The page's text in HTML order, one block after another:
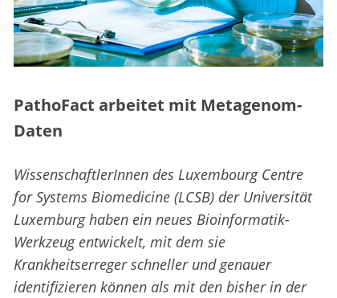
PathoFact arbeitet mit Metagenom-
Daten
WissenschaftlerInnen des Luxembourg Centre
for Systems Biomedicine (LCSB) der Universität
Luxemburg haben ein neues Bioinformatik-
Werkzeug entwickelt, mit dem sie
Krankheitserreger schneller und genauer
identifizieren können als mit den bisher in der